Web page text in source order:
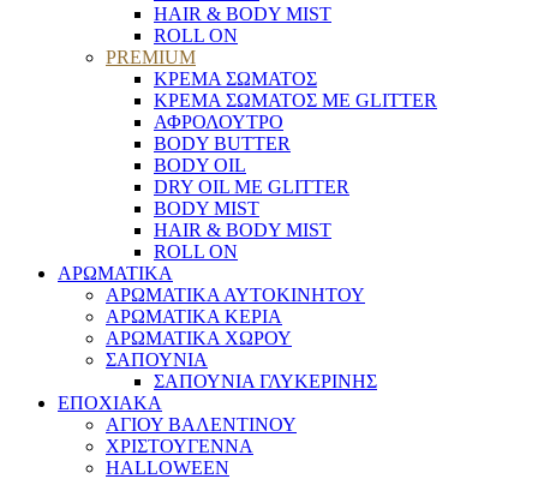
HAIR & BODY MIST
ROLL ON
PREMIUM
ΚΡΕΜΑ ΣΩΜΑΤΟΣ
ΚΡΕΜΑ ΣΩΜΑΤΟΣ ΜΕ GLITTER
ΑΦΡΟΛΟΥΤΡΟ
BODY BUTTER
BODY OIL
DRY OIL ΜΕ GLITTER
BODY MIST
HAIR & BODY MIST
ROLL ON
ΑΡΩΜΑΤΙΚΑ
ΑΡΩΜΑΤΙΚΑ ΑΥΤΟΚΙΝΗΤΟΥ
ΑΡΩΜΑΤΙΚΑ ΚΕΡΙΑ
ΑΡΩΜΑΤΙΚΑ ΧΩΡΟΥ
ΣΑΠΟΥΝΙΑ
ΣΑΠΟΥΝΙΑ ΓΛΥΚΕΡΙΝΗΣ
ΕΠΟΧΙΑΚΑ
ΑΓΙΟΥ ΒΑΛΕΝΤΙΝΟΥ
ΧΡΙΣΤΟΥΓΕΝΝΑ
HALLOWEEN